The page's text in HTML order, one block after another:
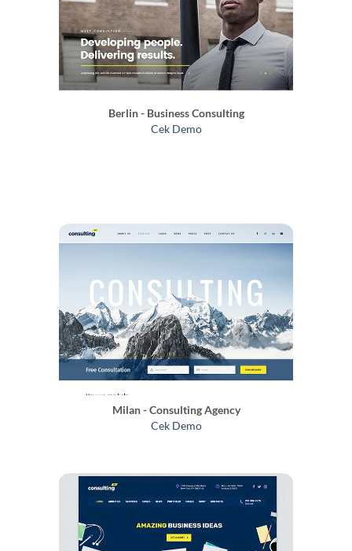
Berlin - Business Consulting
Cek Demo
Milan - Consulting Agency
Cek Demo